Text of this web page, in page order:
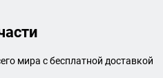
мира с бесплатной доставкой